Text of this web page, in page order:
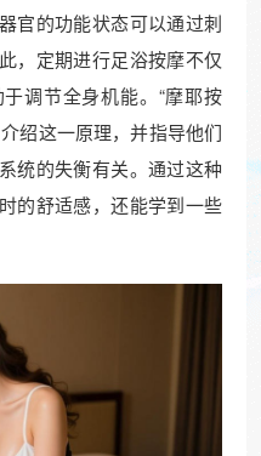
官的功能状态可以通过刺
，定期进行足浴按摩不仅
调节全身机能。“摩耶按
绍这一原理，并指导他们
统的失衡有关。通过这种
的舒适感，还能学到一些